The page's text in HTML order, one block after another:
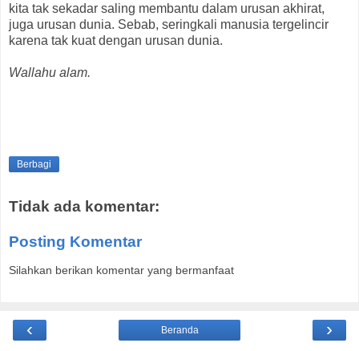
kita tak sekadar saling membantu dalam urusan akhirat,
juga urusan dunia. Sebab, seringkali manusia tergelincir
karena tak kuat dengan urusan dunia.
Wallahu alam.
Berbagi
Tidak ada komentar:
Posting Komentar
Silahkan berikan komentar yang bermanfaat
‹ ›
Beranda